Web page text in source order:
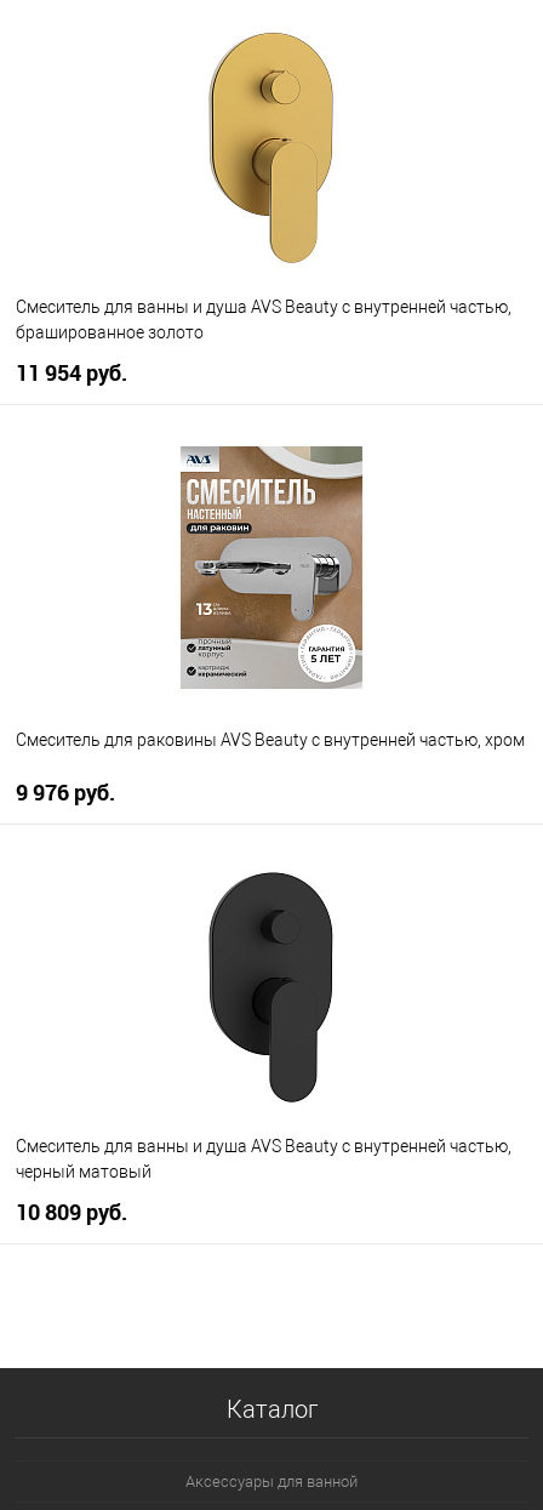
В наличии
Смеситель для ванны и душа AVS Beauty с внутренней частью,
брашированное золото
11 954 руб.
В корзину
В наличии
Смеситель для раковины AVS Beauty с внутренней частью, хром
9 976 руб.
В наличии
Смеситель для ванны и душа AVS Beauty с внутренней частью,
черный матовый
10 809 руб.
Каталог
Аксессуары для ванной